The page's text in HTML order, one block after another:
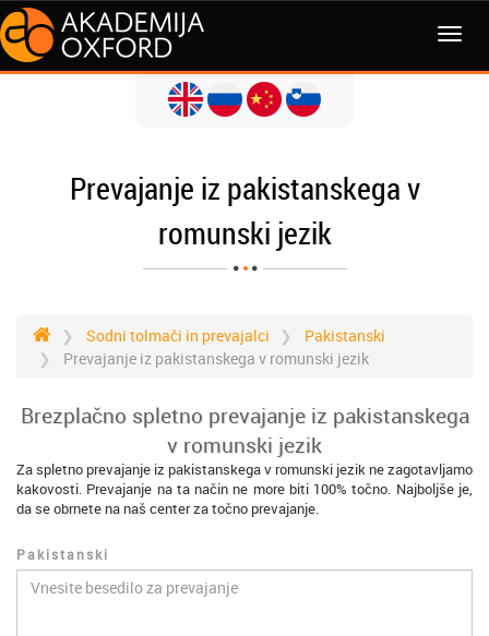
MENI
Prevajanje iz pakistanskega v
romunski jezik
Sodni tolmači in prevajalci
Pakistanski
Prevajanje iz pakistanskega v romunski jezik
Brezplačno spletno prevajanje iz pakistanskega
v romunski jezik
Za spletno prevajanje iz pakistanskega v romunski jezik ne zagotavljamo
kakovosti. Prevajanje na ta način ne more biti 100% točno. Najboljše je,
da se obrnete na naš center za točno prevajanje.
Pakistanski